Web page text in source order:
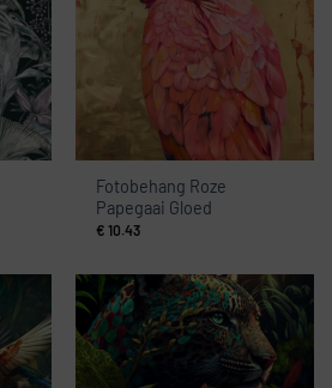
Fotobehang Roze
Papegaai Gloed
€ 10.43